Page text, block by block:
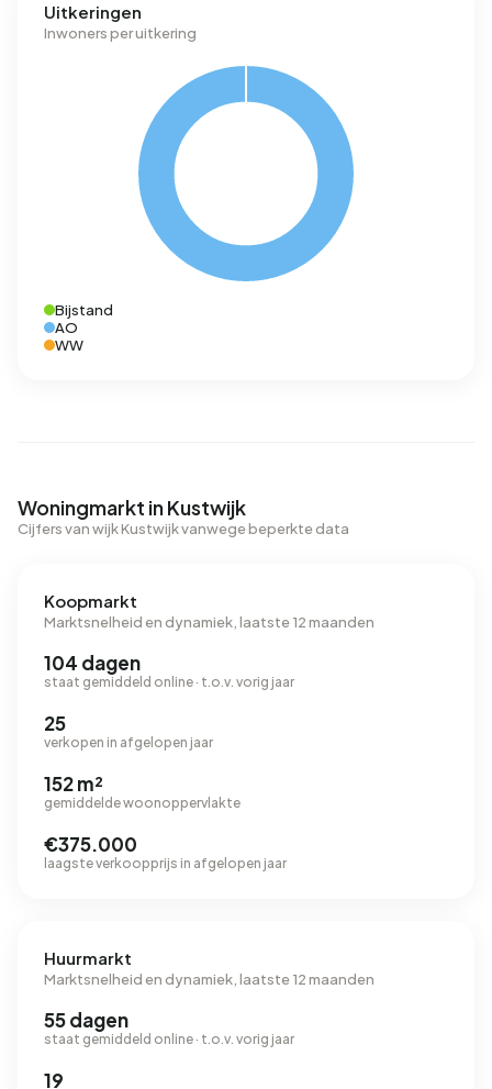
Uitkeringen
Inwoners per uitkering
Bijstand
AO
WW
Woningmarkt in Kustwijk
Cijfers van wijk Kustwijk vanwege beperkte data
Koopmarkt
Marktsnelheid en dynamiek, laatste 12 maanden
104 dagen
staat gemiddeld online · t.o.v. vorig jaar
25
verkopen in afgelopen jaar
152 m²
gemiddelde woonoppervlakte
€375.000
laagste verkoopprijs in afgelopen jaar
Huurmarkt
Marktsnelheid en dynamiek, laatste 12 maanden
55 dagen
staat gemiddeld online · t.o.v. vorig jaar
19